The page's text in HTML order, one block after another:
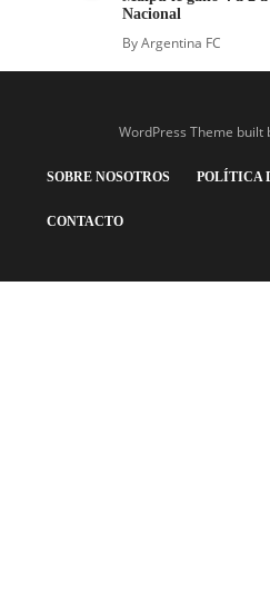
Nacional
ByArgentina FC
WordPress Theme built
SOBRE NOSOTROS POLÍTICA
CONTACTO